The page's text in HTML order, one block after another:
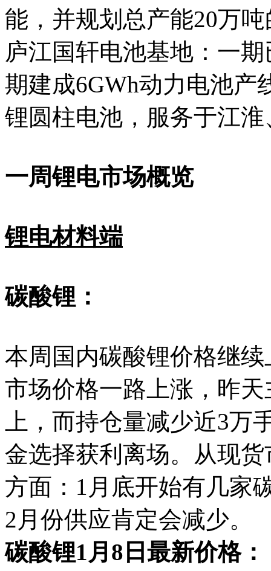
能，并规划总产能20万
庐江国轩电池基地：一
期建成6GWh动力电池产
锂圆柱电池，服务于江
一周锂电市场概览
锂电材料端
碳酸锂：
本周国内碳酸锂价格继
市场价格一路上涨，昨
上，而持仓量减少近3
金选择获利离场。从现
方面：1月底开始有几家
2月份供应肯定会减少。
碳酸锂1月8日最新价格：